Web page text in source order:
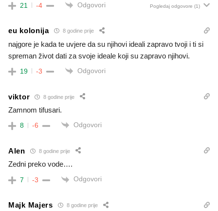
21 -4 Odgovori Pogledaj odgovore (1)
eu kolonija 8 godine prije
najgore je kada te uvjere da su njihovi ideali zapravo tvoji i ti si
spreman život dati za svoje ideale koji su zapravo njihovi.
19 -3 Odgovori
viktor 8 godine prije
Zamnom tifusari.
8 -6 Odgovori
Alen 8 godine prije
Zedni preko vode….
7 -3 Odgovori
Majk Majers 8 godine prije